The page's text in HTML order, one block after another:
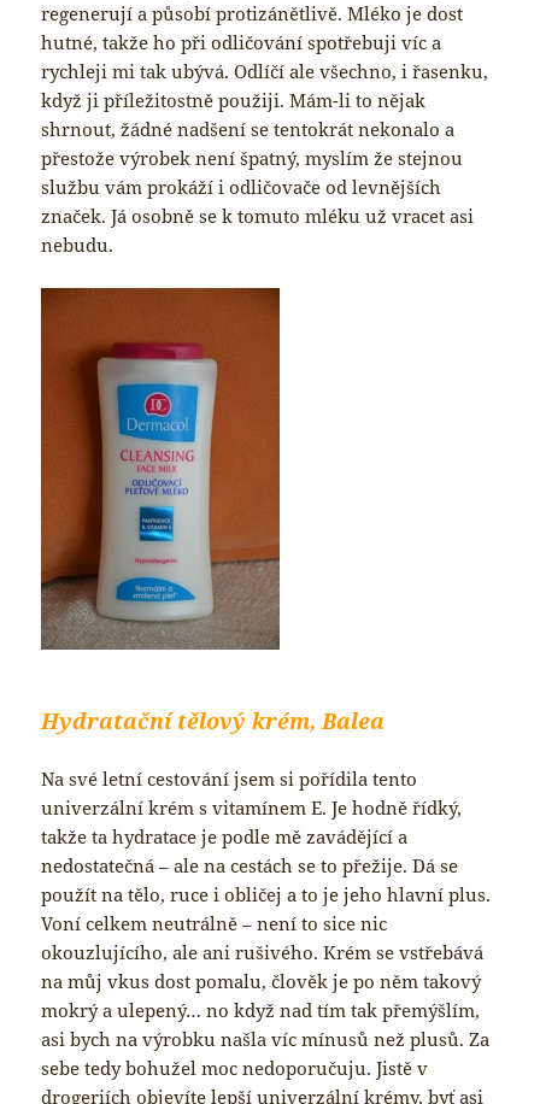
regenerují a působí protizánětlivě. Mléko je dost
hutné, takže ho při odličování spotřebuji víc a
rychleji mi tak ubývá. Odlíčí ale všechno, i řasenku,
když ji příležitostně použiji. Mám-li to nějak
shrnout, žádné nadšení se tentokrát nekonalo a
přestože výrobek není špatný, myslím že stejnou
službu vám prokáží i odličovače od levnějších
značek. Já osobně se k tomuto mléku už vracet asi
nebudu.
Hydratační tělový krém, Balea
Na své letní cestování jsem si pořídila tento
univerzální krém s vitamínem E. Je hodně řídký,
takže ta hydratace je podle mě zavádějící a
nedostatečná – ale na cestách se to přežije. Dá se
použít na tělo, ruce i obličej a to je jeho hlavní plus.
Voní celkem neutrálně – není to sice nic
okouzlujícího, ale ani rušivého. Krém se vstřebává
na můj vkus dost pomalu, člověk je po něm takový
mokrý a ulepený… no když nad tím tak přemýšlím,
asi bych na výrobku našla víc mínusů než plusů. Za
sebe tedy bohužel moc nedoporučuju. Jistě v
drogeriích objevíte lepší univerzální krémy, byť asi